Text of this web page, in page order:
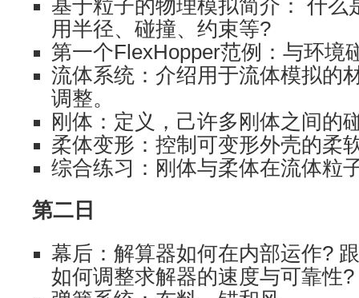
基于粒子的物理模拟简介： 什么
用半径、碰撞、约束等?
第一个FlexHopper范例：与环境
流体系统：介绍用于流体模拟的
调整。
刚体：定义，己许多刚体之间的
柔体变形：控制可变形外壳的柔
综合练习：刚体与柔体在流体粒
第二日
幕后：解算器如何在内部运作?
如何调整求解器的速度与可靠性?